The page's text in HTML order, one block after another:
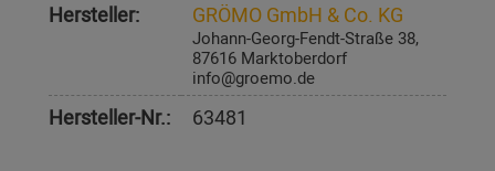
Hersteller: GRÖMO GmbH & Co. KG
Johann-Georg-Fendt-Straße 38,
87616 Marktoberdorf
info@groemo.de
Hersteller-Nr.: 63481